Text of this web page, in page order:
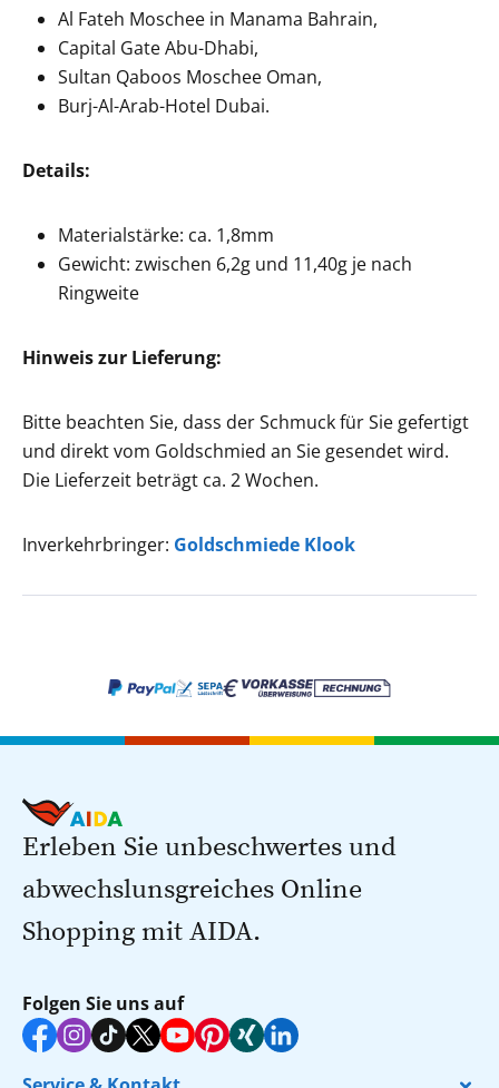
Al Fateh Moschee in Manama Bahrain,
Capital Gate Abu-Dhabi,
Sultan Qaboos Moschee Oman,
Burj-Al-Arab-Hotel Dubai.
Details:
Materialstärke: ca. 1,8mm
Gewicht: zwischen 6,2g und 11,40g je nach
Ringweite
Hinweis zur Lieferung:
Bitte beachten Sie, dass der Schmuck für Sie gefertigt
und direkt vom Goldschmied an Sie gesendet wird.
Die Lieferzeit beträgt ca. 2 Wochen.
Inverkehrbringer: Goldschmiede Klook
Erleben Sie unbeschwertes und
abwechslunsgreiches Online
Shopping mit AIDA.
Folgen Sie uns auf